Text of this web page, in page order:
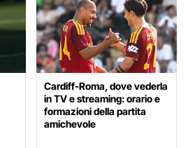
Cardiff-Roma, dove vederla
in TV e streaming: orario e
formazioni della partita
amichevole